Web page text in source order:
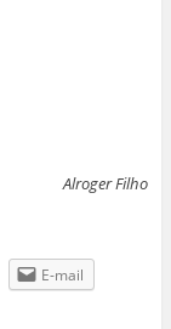
Alroger Filho
E-mail